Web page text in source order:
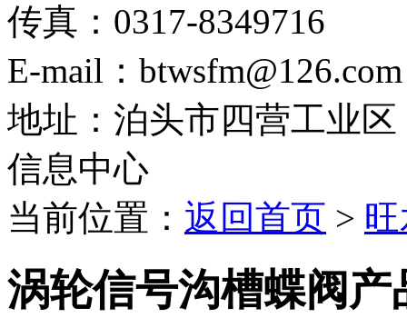
传真：0317-8349716
E-mail：btwsfm@126.com
地址：泊头市四营工业区
信息中心
当前位置： 返回首页 >
涡轮信号沟槽蝶阀产